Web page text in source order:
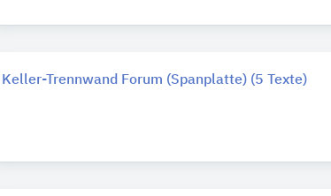
Keller-Trennwand Forum (Spanplatte) (5 Texte)